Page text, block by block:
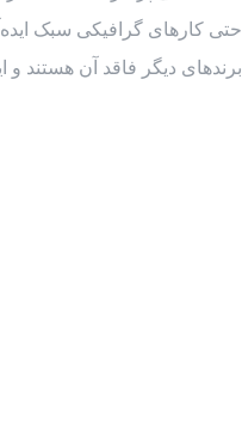
حتی کارهای گرافیکی سبک
برندهای دیگر فاقد آن هستند